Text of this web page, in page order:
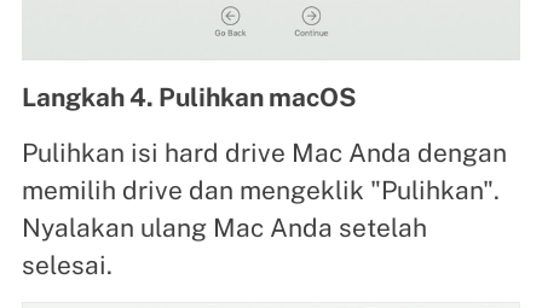
Langkah 4. Pulihkan macOS
Pulihkan isi hard drive Mac Anda dengan
memilih drive dan mengeklik "Pulihkan".
Nyalakan ulang Mac Anda setelah
selesai.